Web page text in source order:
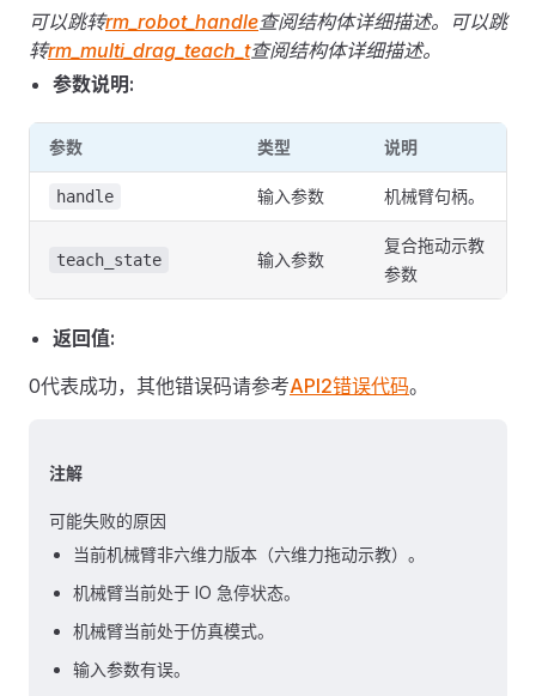
可以跳转rm_robot_handle查阅结构体详细描述。
可以跳
转rm_multi_drag_teach_t查阅结构体详细描述。
参数说明:
参数 类型 说明
handle 输入参数 机械臂句柄。
teach_state 输入参数
复合拖动示教
参数
返回值:
0代表成功，其他错误码请参考API2错误代码。
注解
可能失败的原因
当前机械臂非六维力版本（六维力拖动示教）。
机械臂当前处于 IO 急停状态。
机械臂当前处于仿真模式。
输入参数有误。